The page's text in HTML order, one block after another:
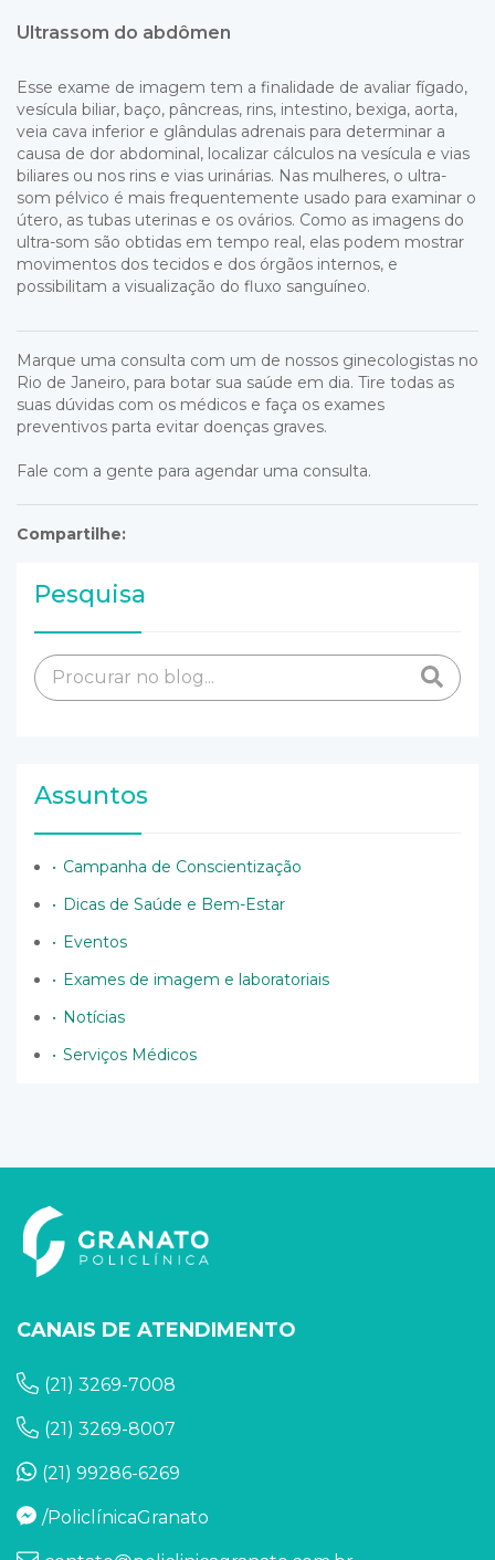
Ultrassom do abdômen
Esse exame de imagem tem a finalidade de avaliar fígado,
vesícula biliar, baço, pâncreas, rins, intestino, bexiga, aorta,
veia cava inferior e glândulas adrenais para determinar a
causa de dor abdominal, localizar cálculos na vesícula e vias
biliares ou nos rins e vias urinárias. Nas mulheres, o ultra-
som pélvico é mais frequentemente usado para examinar o
útero, as tubas uterinas e os ovários. Como as imagens do
ultra-som são obtidas em tempo real, elas podem mostrar
movimentos dos tecidos e dos órgãos internos, e
possibilitam a visualização do fluxo sanguíneo.
Marque uma consulta com um de nossos ginecologistas no
Rio de Janeiro, para botar sua saúde em dia. Tire todas as
suas dúvidas com os médicos e faça os exames
preventivos parta evitar doenças graves.
Fale com a gente para agendar uma consulta.
Compartilhe:
Pesquisa
Assuntos
Campanha de Conscientização
Dicas de Saúde e Bem-Estar
Eventos
Exames de imagem e laboratoriais
Notícias
Serviços Médicos
CANAIS DE ATENDIMENTO
(21) 3269-7008
(21) 3269-8007
(21) 99286-6269
/PoliclínicaGranato